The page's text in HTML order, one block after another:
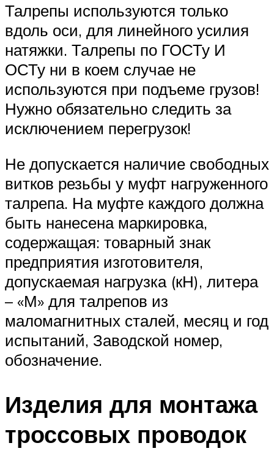
Талрепы используются только
вдоль оси, для линейного усилия
натяжки. Талрепы по ГОСТу И
ОСТу ни в коем случае не
используются при подъеме грузов!
Нужно обязательно следить за
исключением перегрузок!
Не допускается наличие свободных
витков резьбы у муфт нагруженного
талрепа. На муфте каждого должна
быть нанесена маркировка,
содержащая: товарный знак
предприятия изготовителя,
допускаемая нагрузка (кН), литера
– «М» для талрепов из
маломагнитных сталей, месяц и год
испытаний, Заводской номер,
обозначение.
Изделия для монтажа
троссовых проводок